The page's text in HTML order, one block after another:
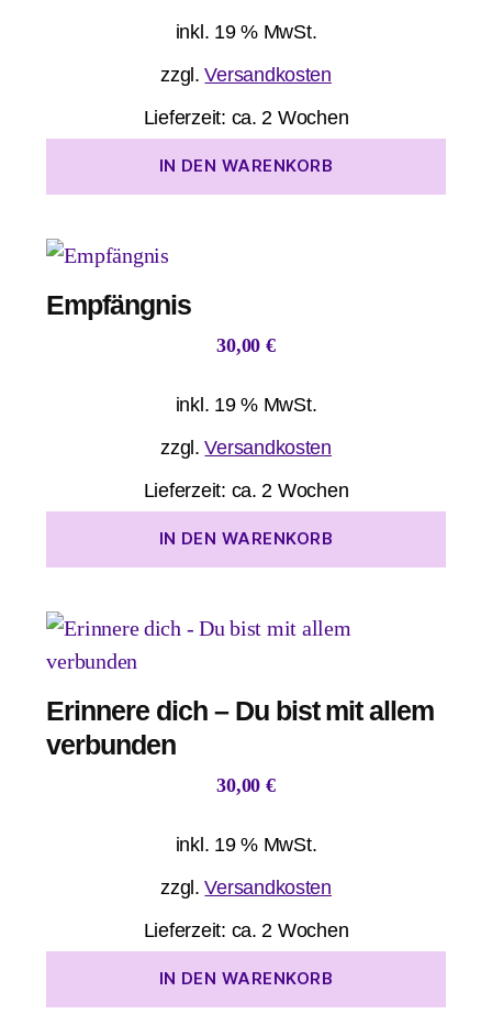
inkl. 19 % MwSt.
zzgl.Versandkosten
Lieferzeit: ca. 2 Wochen
IN DEN WARENKORB
Empfängnis
30,00 €
inkl. 19 % MwSt.
zzgl.Versandkosten
Lieferzeit: ca. 2 Wochen
IN DEN WARENKORB
Erinnere dich – Du bist mit allem
verbunden
30,00 €
inkl. 19 % MwSt.
zzgl.Versandkosten
Lieferzeit: ca. 2 Wochen
IN DEN WARENKORB